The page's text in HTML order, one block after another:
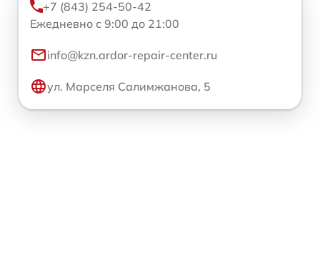
+7 (843) 254-50-42
Ежедневно с 9:00 до 21:00
info@kzn.ardor-repair-center.ru
ул. Марселя Салимжанова, 5